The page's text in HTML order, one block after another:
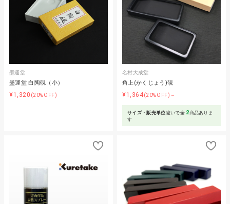
墨運堂
墨運堂 白陶硯（小）
¥1,320 (20%OFF)
名村大成堂
角上(かくじょう)硯
¥1,364(20%OFF)～
サイズ・販売単位違いで全 2商品ありま
す